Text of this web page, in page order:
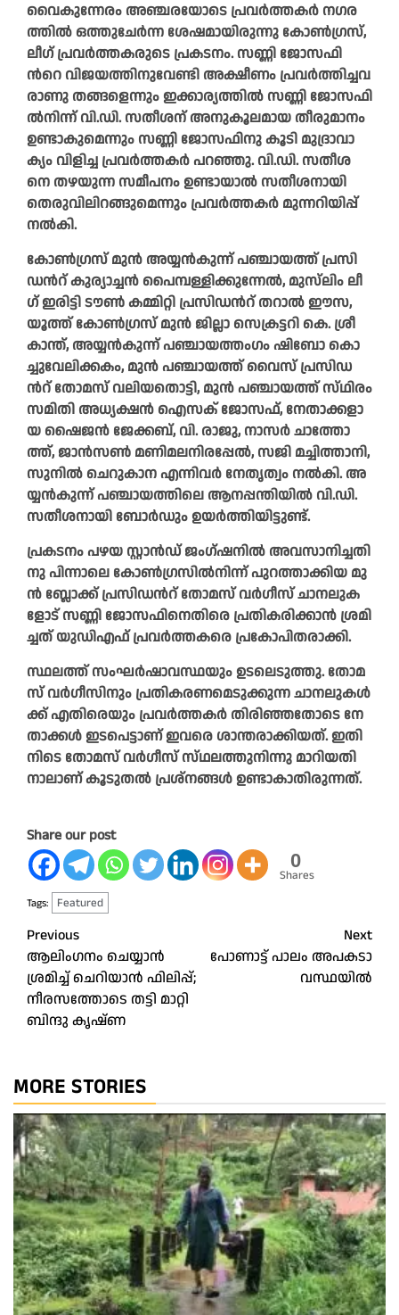
വൈ​കു​ന്നേ​രം അ​ഞ്ച​ര​യോ​ടെ പ്ര​വ​ർ​ത്ത​ക​ർ ന​ഗ​ര​
ത്തി​ൽ ഒ​ത്തു​ചേ​ർ​ന്ന ശേ​ഷ​മാ​യി​രു​ന്നു കോ​ൺ​ഗ്ര​സ്,
ലീ​ഗ് പ്ര​വ​ർ​ത്ത​ക​രു​ടെ പ്ര​ക​ട​നം. സ​ണ്ണി ജോ​സ​ഫി​
ന്‍റെ വി​ജ​യ​ത്തി​നു​വേ​ണ്ടി അ​ക്ഷീ​ണം പ്ര​വ​ർ​ത്തി​ച്ച​വ​
രാ​ണു ത​ങ്ങ​ളെ​ന്നും ഇ​ക്കാ​ര്യ​ത്തി​ൽ സ​ണ്ണി ജോ​സ​ഫി​
ൽ​നി​ന്ന് വി.​ഡി. സ​തീ​ശ​ന് അ​നു​കൂ​ല​മാ​യ തീ​രു​മാ​നം
ഉ​ണ്ടാ​കു​മെ​ന്നും സ​ണ്ണി ജോ​സ​ഫി​നു കൂ​ടി മു​ദ്രാ​വാ​
ക്യം വി​ളി​ച്ച പ്ര​വ​ർ​ത്ത​ക​ർ പ​റ​ഞ്ഞു. വി.​ഡി. സ​തീ​ശ​
നെ ത​ഴ​യു​ന്ന സ​മീ​പ​നം ഉ​ണ്ടാ​യാ​ൽ സ​തീ​ശ​നാ​യി
തെ​രു​വി​ലി​റ​ങ്ങു​മെ​ന്നും പ്ര​വ​ർ​ത്ത​ക​ർ മു​ന്ന​റി​യി​പ്പ്
ന​ൽ​കി.
കോ​ൺ​ഗ്ര​സ് മു​ൻ അ​യ്യ​ൻ​കു​ന്ന് പ​ഞ്ചാ​യ​ത്ത് പ്ര​സി​
ഡ​ന്‍റ് കു​ര്യാ​ച്ച​ൻ പൈ​മ്പ​ള്ളി​ക്കു​ന്നേ​ൽ, മു​സ്‌​ലിം ലീ​
ഗ് ഇ​രി​ട്ടി ടൗ​ൺ ക​മ്മി​റ്റി പ്ര​സി​ഡ​ന്‍റ് ത​റാ​ൽ ഈ​സ,
യൂ​ത്ത് കോ​ൺ​ഗ്ര​സ് മു​ൻ ജി​ല്ലാ സെ​ക്ര​ട്ട​റി കെ. ​ശ്രീ​
കാ​ന്ത്, അ​യ്യ​ൻ​കു​ന്ന് പ​ഞ്ചാ​യ​ത്തം​ഗം ഷി​ബോ കൊ​
ച്ചു​വേ​ലി​ക്ക​കം, മു​ൻ പ​ഞ്ചാ​യ​ത്ത് വൈ​സ് പ്ര​സി​ഡ​
ന്‍റ് തോ​മ​സ് വ​ലി​യ​തൊ​ട്ടി, മു​ൻ പ​ഞ്ചാ​യ​ത്ത് സ്‌​ഥി​രം
സ​മി​തി അ​ധ്യ​ക്ഷ​ൻ ഐ​സ​ക് ജോ​സ​ഫ്, നേ​താ​ക്ക​ളാ​
യ ഷൈ​ജ​ൻ ജേ​ക്ക​ബ്, വി. ​രാ​ജു, നാ​സ​ർ ചാ​ത്തോ​
ത്ത്, ജാ​ൻ​സ​ൺ മ​ണി​മ​ല​നി​ര​പ്പേ​ൽ, സ​ജി മ​ച്ചി​ത്താ​നി,
സു​നി​ൽ ചെ​റു​കാ​ന എ​ന്നി​വ​ർ നേ​തൃ​ത്വം ന​ൽ​കി. അ​
യ്യ​ൻ​കു​ന്ന് പ​ഞ്ചാ​യ​ത്തി​ലെ ആ​ന​പ്പ​ന്തി​യി​ൽ വി.​ഡി.
സ​തീ​ശ​നാ​യി ബോ​ർ​ഡും ഉ​യ​ർ​ത്തി​യി​ട്ടു​ണ്ട്.
പ്ര​ക​ട​നം പ​ഴ​യ സ്റ്റാ​ൻ​ഡ് ജം​ഗ്ഷ​നി​ൽ അ​വ​സാ​നി​ച്ച​തി​
നു പി​ന്നാ​ലെ കോ​ൺ​ഗ്ര​സി​ൽ​നി​ന്ന് പു​റ​ത്താ​ക്കി​യ മു​
ൻ ബ്ലോ​ക്ക് പ്ര​സി​ഡ​ന്‍റ് തോ​മ​സ് വ​ർ​ഗീ​സ് ചാ​ന​ലു​ക​
ളോ​ട് സ​ണ്ണി ജോ​സ​ഫി​നെ​തി​രെ പ്ര​തി​ക​രി​ക്കാ​ൻ ശ്ര​മി​
ച്ച​ത് യു​ഡി​എ​ഫ് പ്ര​വ​ർ​ത്ത​ക​രെ പ്ര​കോ​പി​ത​രാ​ക്കി.
സ്ഥ​ല​ത്ത് സം​ഘ​ർ​ഷാ​വ​സ്ഥ​യും ഉ​ട​ലെ​ടു​ത്തു. തോ​മ​
സ് വ​ർ​ഗീ​സി​നും പ്ര​തി​ക​ര​ണ​മെ​ടു​ക്കു​ന്ന ചാ​ന​ലു​ക​ൾ​
ക്ക് എ​തി​രെ​യും പ്ര​വ​ർ​ത്ത​ക​ർ തി​രി​ഞ്ഞ​തോ​ടെ നേ​
താ​ക്ക​ൾ ഇ​ട​പെ​ട്ടാ​ണ് ഇ​വ​രെ ശാ​ന്ത​രാ​ക്കി​യ​ത്. ഇ​തി​
നി​ടെ തോ​മ​സ് വ​ർ​ഗീ​സ് സ്‌​ഥ​ല​ത്തു​നി​ന്നു മാ​റി​യ​തി​
നാ​ലാ​ണ് കൂ​ടു​ത​ൽ പ്ര​ശ്ന​ങ്ങ​ൾ ഉ​ണ്ടാ​കാ​തി​രു​ന്ന​ത്.
Share our post
0
Shares
Tags: Featured
Post
navigation
Previous
ആലിംഗനം ചെയ്യാന്‍
ശ്രമിച്ച് ചെറിയാന്‍ ഫിലിപ്പ്;
നീരസത്തോടെ തട്ടി മാറ്റി
ബിന്ദു കൃഷ്ണ
Next
പോ​ണാ​ട്ട് പാ​ലം അ​പ​ക​ടാ​
വ​സ്ഥ​യി​ൽ
MORE STORIES